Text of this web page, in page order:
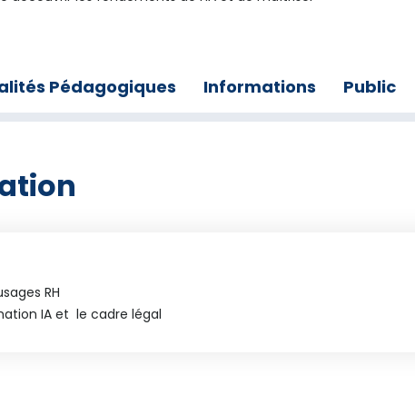
Pédagogiques Informations Public
RH
IA et le cadre légal